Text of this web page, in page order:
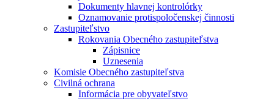
Dokumenty hlavnej kontrolórky
Oznamovanie protispoločenskej činnosti
Zastupiteľstvo
Rokovania Obecného zastupiteľstva
Zápisnice
Uznesenia
Komisie Obecného zastupiteľstva
Civilná ochrana
Informácia pre obyvateľstvo